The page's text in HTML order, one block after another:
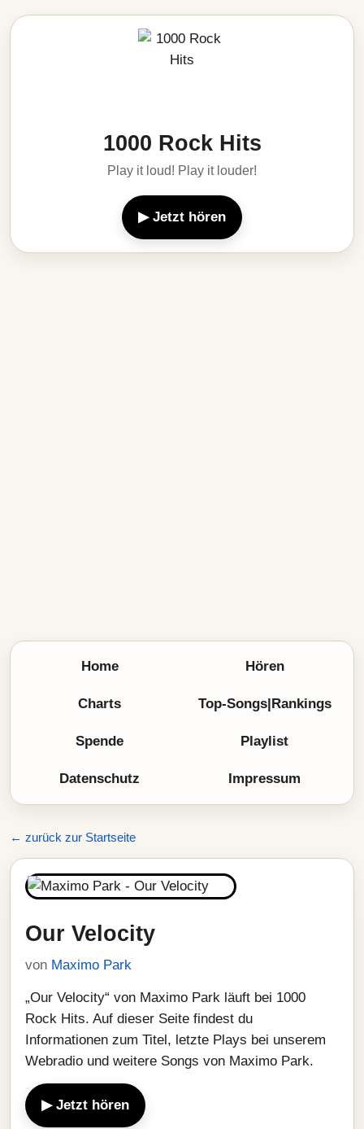
1000 Rock Hits
Play it loud! Play it louder!
▶ Jetzt hören
Home Hören
Charts Top-Songs|Rankings
Spende Playlist
Datenschutz Impressum
← zurück zur Startseite
Our Velocity
von Maximo Park
„Our Velocity“ von Maximo Park läuft bei 1000
Rock Hits. Auf dieser Seite findest du
Informationen zum Titel, letzte Plays bei unserem
Webradio und weitere Songs von Maximo Park.
▶ Jetzt hören